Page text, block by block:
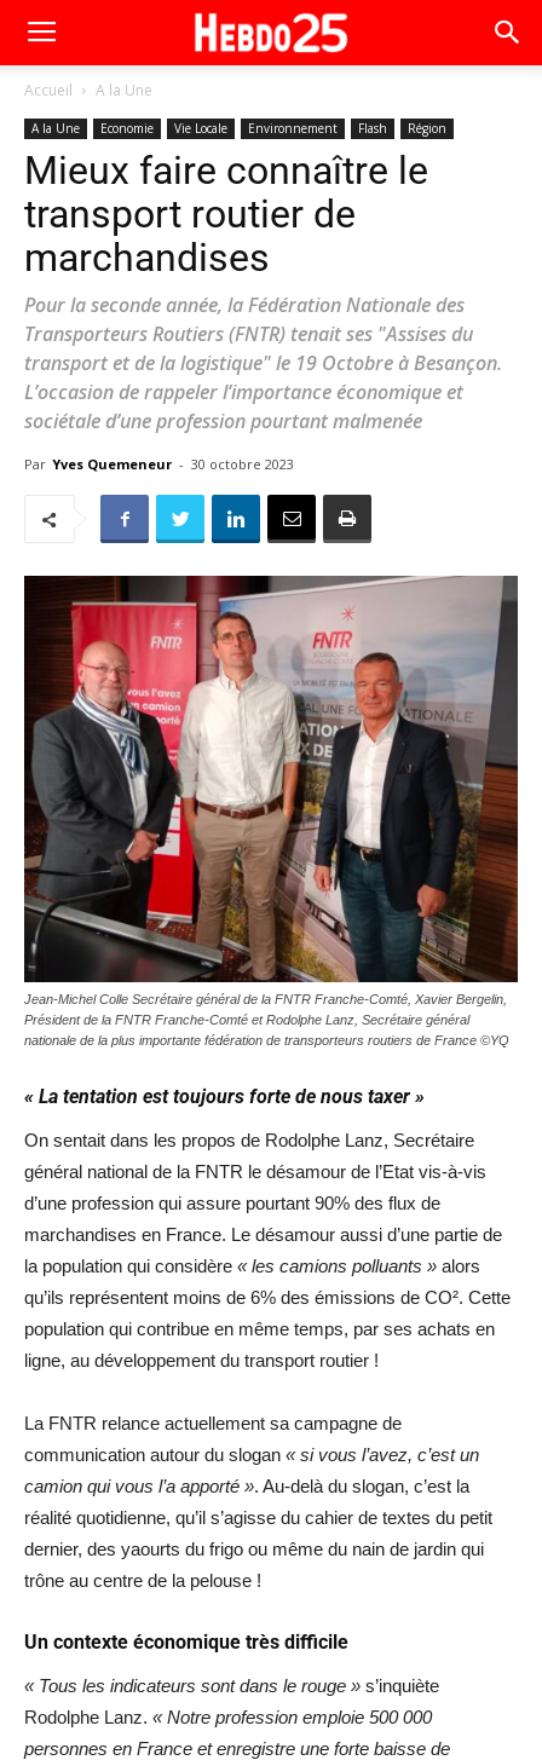
Accueil A la Une
A la Une Economie Vie Locale Environnement Flash Région
Mieux faire connaître le
transport routier de
marchandises
Pour la seconde année, la Fédération Nationale des
Transporteurs Routiers (FNTR) tenait ses "Assises du
transport et de la logistique" le 19 Octobre à Besançon.
L’occasion de rappeler l’importance économique et
sociétale d’une profession pourtant malmenée
Par Yves Quemeneur - 30 octobre 2023
Jean-Michel Colle Secrétaire général de la FNTR Franche-Comté, Xavier Bergelin,
Président de la FNTR Franche-Comté et Rodolphe Lanz, Secrétaire général
nationale de la plus importante fédération de transporteurs routiers de France ©YQ
« La tentation est toujours forte de nous taxer »
On sentait dans les propos de Rodolphe Lanz, Secrétaire
général national de la FNTR le désamour de l’Etat vis-à-vis
d’une profession qui assure pourtant 90% des flux de
marchandises en France. Le désamour aussi d’une partie de
la population qui considère « les camions polluants » alors
qu’ils représentent moins de 6% des émissions de CO². Cette
population qui contribue en même temps, par ses achats en
ligne, au développement du transport routier !
La FNTR relance actuellement sa campagne de
communication autour du slogan « si vous l’avez, c’est un
camion qui vous l’a apporté ». Au-delà du slogan, c’est la
réalité quotidienne, qu’il s’agisse du cahier de textes du petit
dernier, des yaourts du frigo ou même du nain de jardin qui
trône au centre de la pelouse !
Un contexte économique très difficile
« Tous les indicateurs sont dans le rouge » s’inquiète
Rodolphe Lanz. « Notre profession emploie 500 000
personnes en France et enregistre une forte baisse de